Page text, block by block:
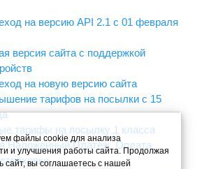
на версию API 2.1 с 01 февраля
версия сайта с поддержкой
на новую версию сайта
тарифов на посылки с 15
тарифы на посылку 1 класса
Наложенный Платеж, Оплата
файлы cookie для анализа
и улучшения работы сайта. Продолжая
сайт, вы соглашаетесь с нашей